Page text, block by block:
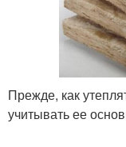
Прежде, как
учитывать ее